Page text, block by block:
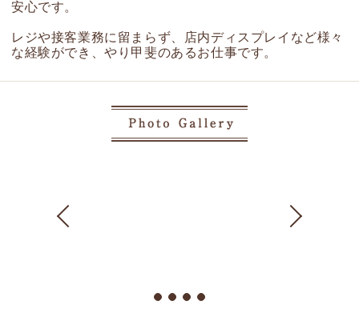
安心です。
レジや接客業務に留まらず、店内ディスプレイなど様々
な経験ができ、やり甲斐のあるお仕事です。